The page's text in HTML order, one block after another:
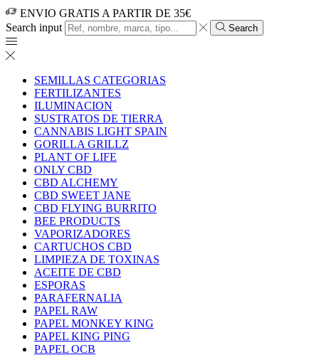
ENVIO GRATIS A PARTIR DE 35€
Search input
Search
SEMILLAS CATEGORIAS
FERTILIZANTES
ILUMINACION
SUSTRATOS DE TIERRA
CANNABIS LIGHT SPAIN
GORILLA GRILLZ
PLANT OF LIFE
ONLY CBD
CBD ALCHEMY
CBD SWEET JANE
CBD FLYING BURRITO
BEE PRODUCTS
VAPORIZADORES
CARTUCHOS CBD
LIMPIEZA DE TOXINAS
ACEITE DE CBD
ESPORAS
PARAFERNALIA
PAPEL RAW
PAPEL MONKEY KING
PAPEL KING PING
PAPEL OCB